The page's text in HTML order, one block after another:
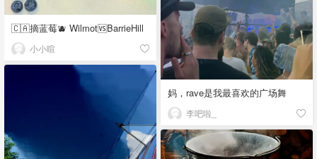
🇨🇦摘蓝莓🫐 Wilmot🆚BarrieHill
小小暄
妈，rave是我最喜欢的广场舞
李吧啦_